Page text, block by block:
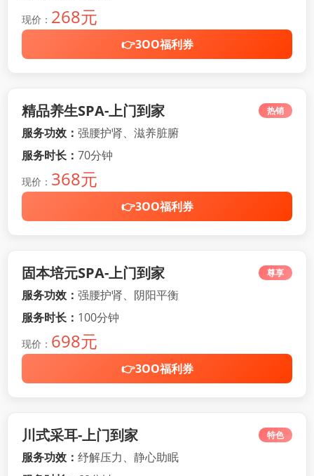
现价： 268元
👉3OO福利券
精品养生SPA-上门到家 热销
服务功效： 强腰护肾、滋养脏腑
服务时长： 70分钟
现价： 368元
👉3OO福利券
固本培元SPA-上门到家 尊享
服务功效： 强腰护肾、阴阳平衡
服务时长： 100分钟
现价： 698元
👉3OO福利券
川式采耳-上门到家 特色
服务功效： 纾解压力、静心助眠